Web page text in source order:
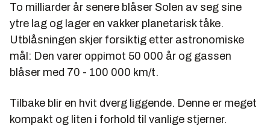
To milliarder år senere blåser Solen av seg sine
ytre lag og lager en vakker planetarisk tåke.
Utblåsningen skjer forsiktig etter astronomiske
mål: Den varer oppimot 50 000 år og gassen
blåser med 70 - 100 000 km/t.
Tilbake blir en hvit dverg liggende. Denne er meget
kompakt og liten i forhold til vanlige stjerner.